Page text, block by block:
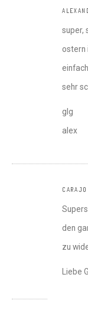
super,
ostern
sehr
glg
alex
CARAJO
den
zu
Liebe